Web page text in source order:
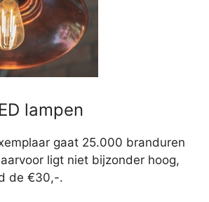
lampen
gaat 25.000 branduren
ligt niet bijzonder hoog,
de €30,-.